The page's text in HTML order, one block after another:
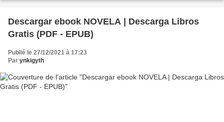
Descargar ebook NOVELA | Descarga Libros
Gratis (PDF - EPUB)
Publié le 27/12/2021 à 17:23
Par ynkigyth